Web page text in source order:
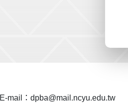
E-mail：dpba@mail.ncyu.edu.tw